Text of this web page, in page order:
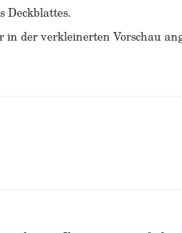
Deckblattes.
der verkleinerten Vorschau